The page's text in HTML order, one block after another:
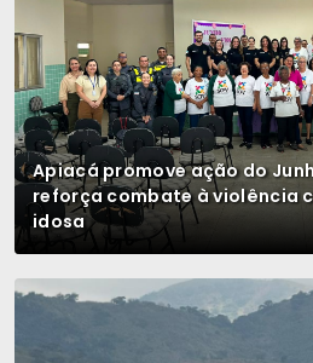
Apiacá promove ação do
reforça combate à violência
idosa